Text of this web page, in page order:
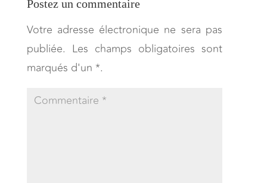
Postez un commentaire
Votre adresse électronique ne sera pas
publiée. Les champs obligatoires sont
marqués d'un *.